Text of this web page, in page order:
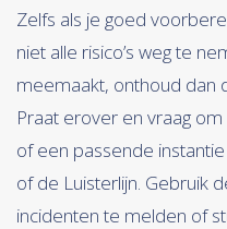
Zelfs als je goed
niet alle risico’s weg te
meemaakt, onthoud dan
Praat erover en vraag
of een passende
of de Luisterlijn. Gebruik
incidenten te melden of